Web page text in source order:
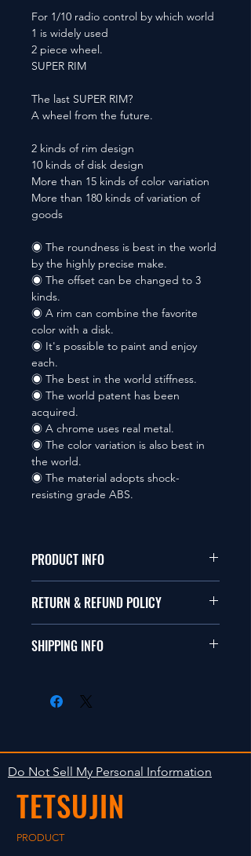
For 1/10 radio control by which world
1 is widely used
2 piece wheel.
SUPER RIM
The last SUPER RIM?
A wheel from the future.
2 kinds of rim design
10 kinds of disk design
More than 15 kinds of color variation
More than 180 kinds of variation of
goods
◉ The roundness is best in the world
by the highly precise make.
◉ The offset can be changed to 3
kinds.
◉ A rim can combine the favorite
color with a disk.
◉ It's possible to paint and enjoy
each.
◉ The best in the world stiffness.
◉ The world patent has been
acquired.
◉ A chrome uses real metal.
◉ The color variation is also best in
the world.
◉ The material adopts shock-
resisting grade ABS.
PRODUCT INFO
本品は1/10サイズのラジオコント
This items fit in with 1/10 sizes of
RETURN & REFUND POLICY
商品に明らかな欠陥がないかぎり
isn't accepted in goods.
SHIPPING INFO
します。海外への出荷は入金確認
The occasion with the stock is
shipped in 2-5 days. Shipment to
foreign countries will be shipment
after payment confirmation.
Do Not Sell My Personal Information
TETSUJIN
PRODUCT